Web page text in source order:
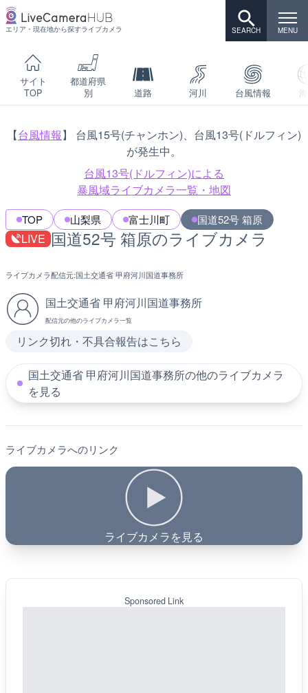
エリア・現在地から探すライブカメラ
サイト
TOP
都道府県
別
道路 河川 台風情報
【台風情報】 台風15号(チャンホン)、台風13号(ドルフィン)
が発生中。
台風13号(ドルフィン)による
暴風域ライブカメラ一覧・地図
TOP 山梨県 富士川町 国道52号 箱原
LIVE 国道52号 箱原のライブカメラ
ライブカメラ配信元:国土交通省 甲府河川国道事務所
国土交通省 甲府河川国道事務所
配信元の他のライブカメラ一覧
リンク切れ・不具合報告はこちら
国土交通省 甲府河川国道事務所の他のライブカメラ
を見る
ライブカメラへのリンク
ライブカメラを見る
Sponsored Link